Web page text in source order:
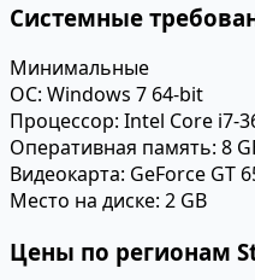
Системные
Минимальные
ОС: Windows 7 64-bit
Процессор: Intel Core i7-
Оперативная память: 8
Видеокарта: GeForce GT
Место на диске: 2 GB
Цены по регионам